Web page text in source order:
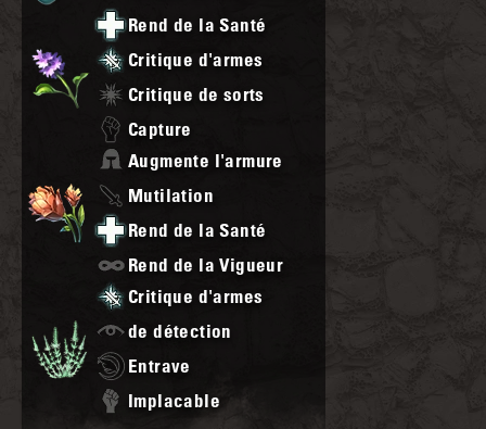
Rend de la Santé
Critique d'armes
Critique de sorts
Capture
Augmente l'armure
Mutilation
Rend de la Santé
Rend de la Vigueur
Critique d'armes
de détection
Entrave
Implacable